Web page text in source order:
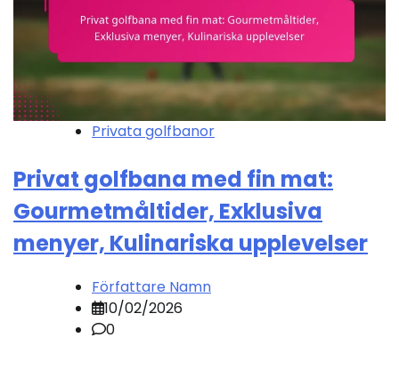
Privata golfbanor
Privat golfbana med fin mat:
Gourmetmåltider, Exklusiva
menyer, Kulinariska upplevelser
Författare Namn
10/02/2026
0